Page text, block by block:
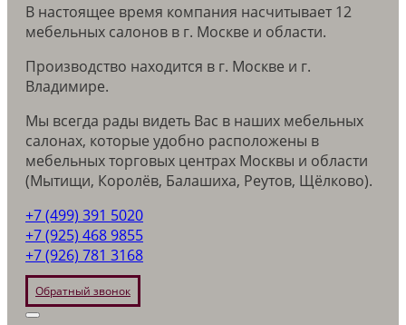
В настоящее время компания насчитывает 12
мебельных салонов в г. Москве и области.
Производство находится в г. Москве и г.
Владимире.
Мы всегда рады видеть Вас в наших мебельных
салонах, которые удобно расположены в
мебельных торговых центрах Москвы и области
(Мытищи, Королёв, Балашиха, Реутов, Щёлково).
+7 (499) 391 5020
+7 (925) 468 9855
+7 (926) 781 3168
Обратный звонок